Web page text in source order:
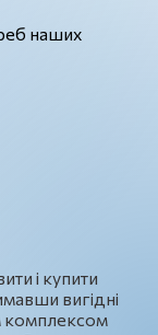
наших
і купити
вигідні
комплексом